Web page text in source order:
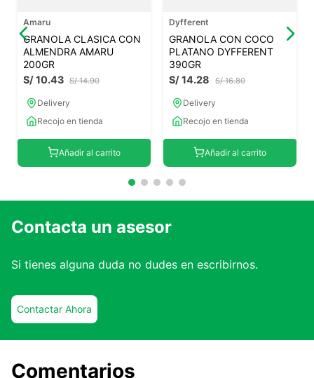
Amaru
GRANOLA CLASICA CON
ALMENDRA AMARU
200GR
S/ 14.90
S/10.43
Delivery
Recojo en tienda
Añadir al carrito
Dyfferent
GRANOLA CON COCO
PLATANO DYFFERENT
390GR
S/ 16.80
S/14.28
Delivery
Recojo en tienda
Añadir al carrito
Contacta un asesor
Si tienes alguna duda no dudes en escribirnos.
Contactar Ahora
Comentarios